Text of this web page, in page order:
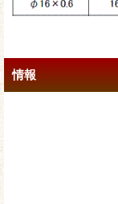
情報